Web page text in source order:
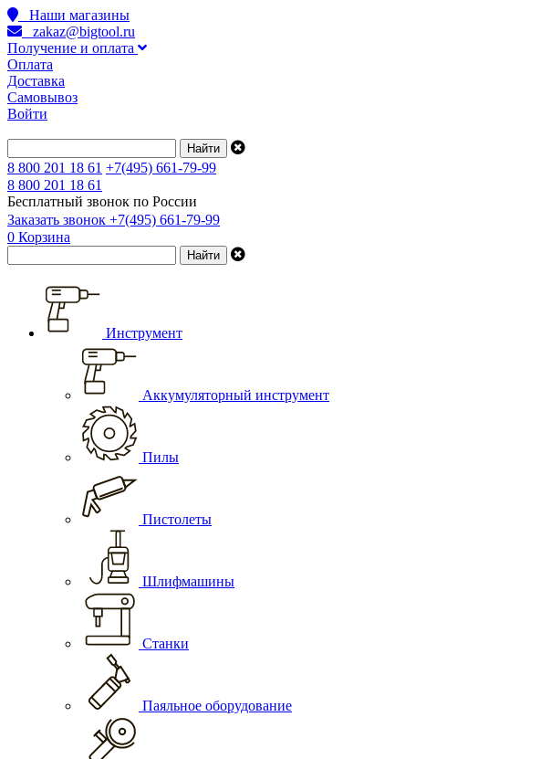
Наши магазины
zakaz@bigtool.ru
Получение и оплата
Оплата
Доставка
Самовывоз
Войти
8 800 201 18 61 +7(495) 661-79-99
8 800 201 18 61
Бесплатный звонок по России
Заказать звонок +7(495) 661-79-99
0 Корзина
Инструмент
Аккумуляторный инструмент
Пилы
Пистолеты
Шлифмашины
Станки
Паяльное оборудование